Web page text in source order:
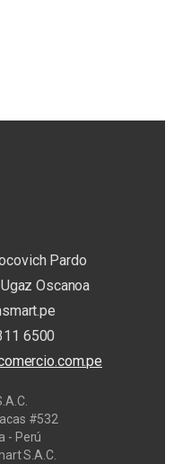
Pardo
Oscanoa
6500
#532
- Perú
S.A.C.